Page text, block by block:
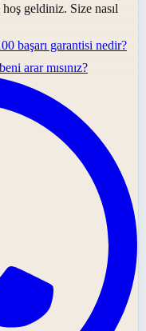
geldiniz. Size nasıl
başarı garantisi nedir?
arar mısınız?